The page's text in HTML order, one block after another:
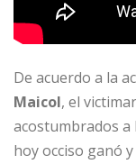
De acuerdo a la
Maicol, el
acostumbrados
hoy occiso ganó